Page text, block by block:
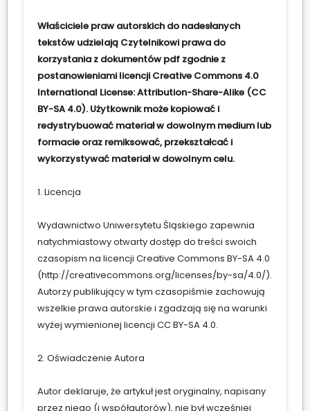
Właściciele praw autorskich do nadesłanych
tekstów udzielają Czytelnikowi prawa do
korzystania z dokumentów pdf zgodnie z
postanowieniami licencji Creative Commons 4.0
International License: Attribution-Share-Alike (CC
BY-SA 4.0). Użytkownik może kopiować i
redystrybuować materiał w dowolnym medium lub
formacie oraz remiksować, przekształcać i
wykorzystywać materiał w dowolnym celu.
1. Licencja
Wydawnictwo Uniwersytetu Śląskiego zapewnia
natychmiastowy otwarty dostęp do treści swoich
czasopism na licencji Creative Commons BY-SA 4.0
(http://creativecommons.org/licenses/by-sa/4.0/).
Autorzy publikujący w tym czasopiśmie zachowują
wszelkie prawa autorskie i zgadzają się na warunki
wyżej wymienionej licencji CC BY-SA 4.0.
2. Oświadczenie Autora
Autor deklaruje, że artykuł jest oryginalny, napisany
przez niego (i współautorów), nie był wcześniej